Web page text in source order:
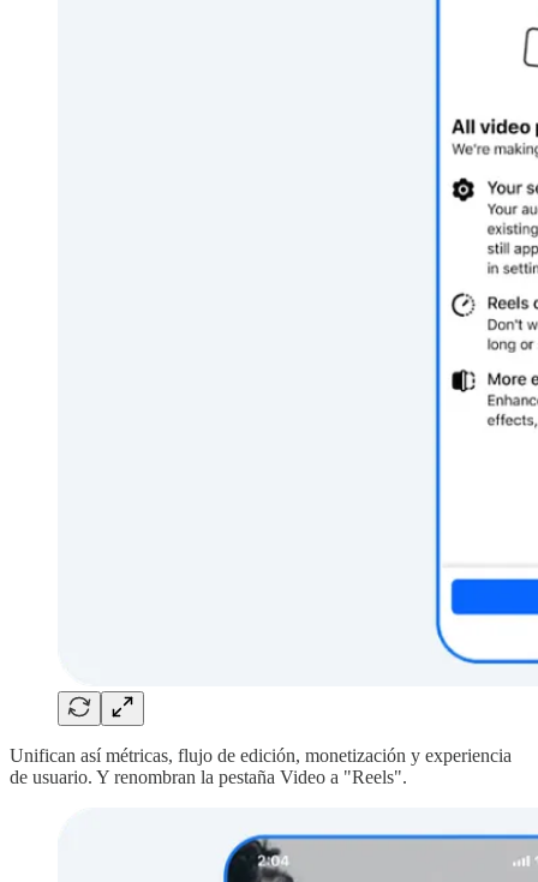
Unifican así métricas, flujo de edición, monetización y experiencia
de usuario. Y renombran la pestaña Video a "Reels".